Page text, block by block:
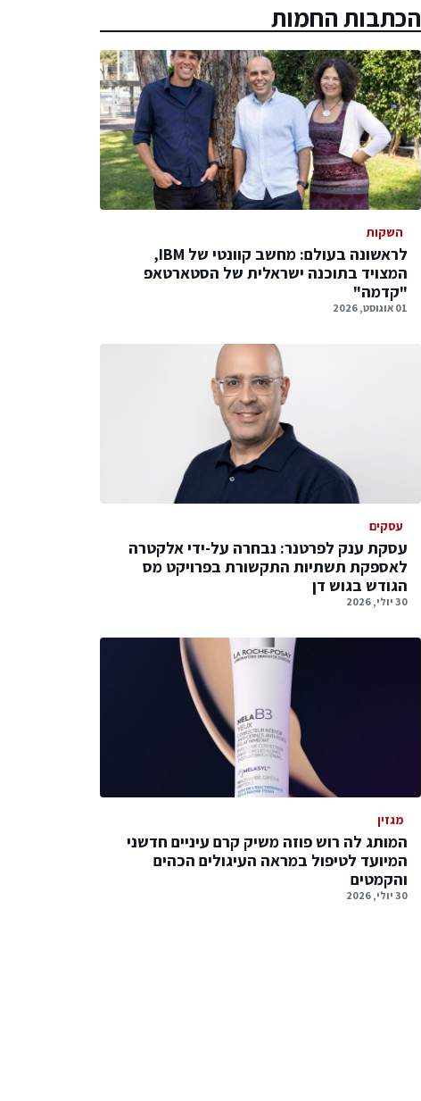
הכתבות החמות
השקות
לראשונה בעולם: מחשב קוונטי של IBM,
המצויד בתוכנה ישראלית של הסטארטאפ
"קדמה"
01 אוגוסט, 2026
עסקים
עסקת ענק לפרטנר: נבחרה על-ידי אלקטרה
לאספקת תשתיות התקשורת בפרויקט מס
הגודש בגוש דן
30 יולי, 2026
מגזין
המותג לה רוש פוזה משיק קרם עיניים חדשני
המיועד לטיפול במראה העיגולים הכהים
והקמטים
30 יולי, 2026